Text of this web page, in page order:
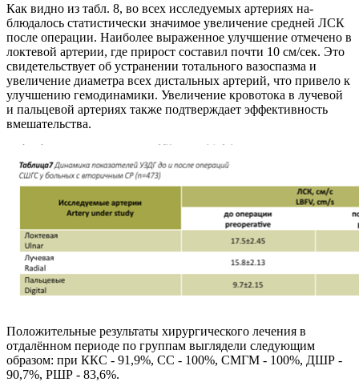
Как видно из табл. 8, во всех исследуемых артериях на-
блюдалось статистически значимое увеличение средней ЛСК
после операции. Наиболее выраженное улучшение отмечено в
локтевой артерии, где прирост составил почти 10 см/сек. Это
свидетельствует об устранении тотального вазоспазма и
увеличение диаметра всех дистальных артерий, что привело к
улучшению гемодинамики. Увеличение кровотока в лучевой
и пальцевой артериях также подтверждает эффективность
вмешательства.
Положительные результаты хирургического лечения в
отдалённом периоде по группам выглядели следующим
образом: при ККС - 91,9%, СС - 100%, СМГМ - 100%, ДШР -
90,7%, РШР - 83,6%.